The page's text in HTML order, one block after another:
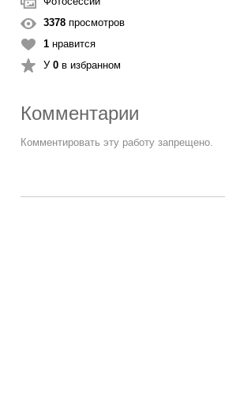
3378 просмотров
1 нравится
У 0 в избранном
Комментарии
Комментировать эту работу запрещено.